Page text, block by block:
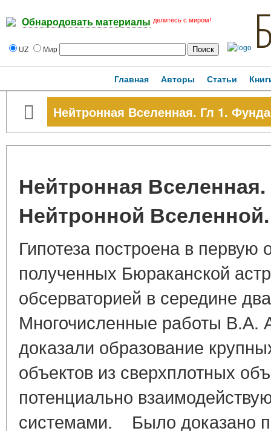
Обнародовать материалы делитесь с миром!
UZ Мир
Главная Авторы Статьи
Нейтронная Вселенная. Гл 1.
Нейтронная
Нейтронной Вселенной.
Гипотеза построена в первую
полученных Бюраканской
обсерваторией в середине
Многочисленные работы В.А.
доказали образование
объектов из сверхплотных
потенциально
системами. Было доказано